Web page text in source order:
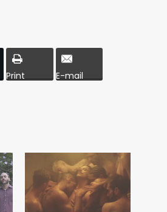
Print E-mail